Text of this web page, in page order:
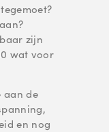
zijn
wat voor
aan de
en nog